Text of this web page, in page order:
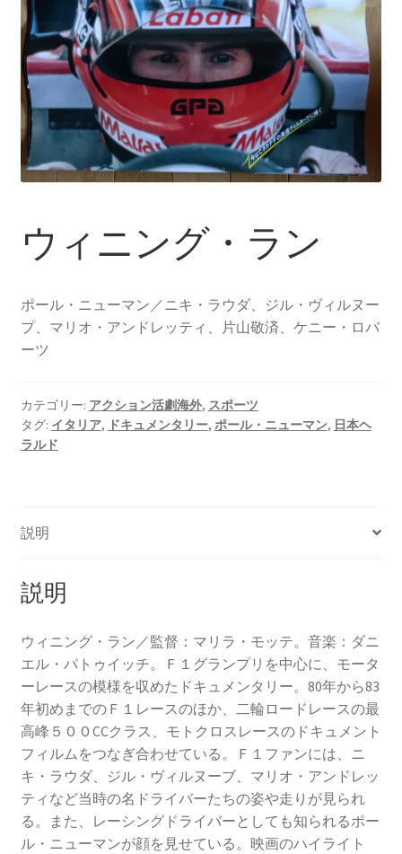
ウィニング・ラン
ポール・ニューマン／ニキ・ラウダ、ジル・ヴィルヌー
プ、マリオ・アンドレッティ、片山敬済、ケニー・ロバ
ーツ
カテゴリー: アクション活劇海外, スポーツ
タグ: イタリア, ドキュメンタリー, ポール・ニューマン, 日本ヘ
ラルド
説明
説明
ウィニング・ラン／監督：マリラ・モッテ。音楽：ダニ
エル・パトゥイッチ。Ｆ１グランプリを中心に、モータ
ーレースの模様を収めたドキュメンタリー。80年から83
年初めまでのＦ１レースのほか、二輪ロードレースの最
高峰５００CCクラス、モトクロスレースのドキュメント
フィルムをつなぎ合わせている。Ｆ１ファンには、ニ
キ・ラウダ、ジル・ヴィルヌーブ、マリオ・アンドレッ
ティなど当時の名ドライバーたちの姿や走りが見られ
る。また、レーシングドライバーとしても知られるポー
ル・ニューマンが顔を見せている。映画のハイライト